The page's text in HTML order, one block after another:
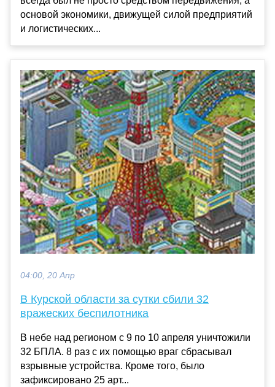
основой экономики, движущей силой предприятий
и логистических...
04:00, 20 Апр
В Курской области за сутки сбили 32
вражеских беспилотника
В небе над регионом с 9 по 10 апреля уничтожили
32 БПЛА. 8 раз с их помощью враг сбрасывал
взрывные устройства. Кроме того, было
зафиксировано 25 арт...